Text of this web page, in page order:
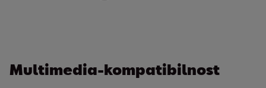
Multimedia-kompatibilnost